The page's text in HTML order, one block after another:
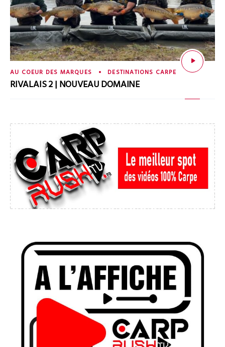
AU COEUR DES MARQUES DESTINATIONS CARPE
RIVALAIS 2 | NOUVEAU DOMAINE